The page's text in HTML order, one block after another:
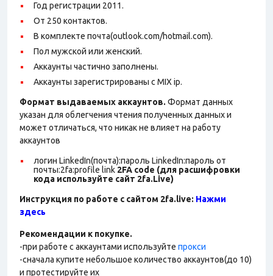
Год регистрации 2011.
От 250 контактов.
В комплекте почта(outlook.com/hotmail.com).
Пол мужской или женский.
Аккаунты частично заполнены.
Аккаунты зарегистрированы с MIX ip.
Формат выдаваемых аккаунтов. Формат данных
указан для облегчения чтения полученных данных и
может отличаться, что никак не влияет на работу
аккаунтов
логин LinkedIn(почта):пароль LinkedIn:пароль от
почты:2fa:profile link 2FA code (для расшифровки
кода используйте сайт 2fa.Live)
Инструкция по работе с сайтом 2fa.live: Нажми
здесь
Рекомендации к покупке.
-при работе с аккаунтами используйте прокси
-сначала купите небольшое количество аккаунтов(до 10)
и протестируйте их